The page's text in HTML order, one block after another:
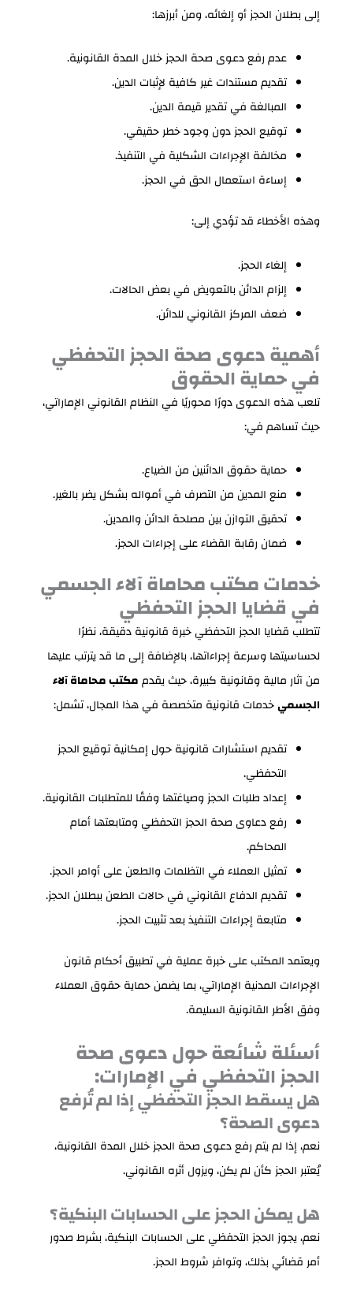
إلى بطلان الحجز أو إلغائه، ومن أبرزها:
عدم رفع دعوى صحة الحجز خلال المدة القانونية.
تقديم مستندات غير كافية لإثبات الدين.
المبالغة في تقدير قيمة الدين.
توقيع الحجز دون وجود خطر حقيقي.
مخالفة الإجراءات الشكلية في التنفيذ.
إساءة استعمال الحق في الحجز.
وهذه الأخطاء قد تؤدي إلى:
إلغاء الحجز.
إلزام الدائن بالتعويض في بعض الحالات.
ضعف المركز القانوني للدائن.
أهمية دعوى صحة الحجز التحفظي
في حماية الحقوق
تلعب هذه الدعوى دورًا محوريًا في النظام القانوني الإماراتي،
حيث تساهم في:
حماية حقوق الدائنين من الضياع.
منع المدين من التصرف في أمواله بشكل يضر بالغير.
تحقيق التوازن بين مصلحة الدائن والمدين.
ضمان رقابة القضاء على إجراءات الحجز.
خدمات مكتب محاماة آلاء الجسمي
في قضايا الحجز التحفظي
تتطلب قضايا الحجز التحفظي خبرة قانونية دقيقة، نظرًا
لحساسيتها وسرعة إجراءاتها، بالإضافة إلى ما قد يترتب عليها
من آثار مالية وقانونية كبيرة، حيث يقدممكتب محاماة آلاء
الجسميخدمات قانونية متخصصة في هذا المجال، تشمل:
تقديم استشارات قانونية حول إمكانية توقيع الحجز
التحفظي.
إعداد طلبات الحجز وصياغتها وفقًا للمتطلبات القانونية.
رفع دعاوى صحة الحجز التحفظي ومتابعتها أمام
المحاكم.
تمثيل العملاء في التظلمات والطعن على أوامر الحجز.
تقديم الدفاع القانوني في حالات الطعن ببطلان الحجز.
متابعة إجراءات التنفيذ بعد تثبيت الحجز.
ويعتمد المكتب على خبرة عملية في تطبيق أحكام قانون
الإجراءات المدنية الإماراتي، بما يضمن حماية حقوق العملاء
وفق الأطر القانونية السليمة.
أسئلة شائعة حول دعوى صحة
الحجز التحفظي في الإمارات:
هل يسقط الحجز التحفظي إذا لم تُرفع
دعوى الصحة؟
نعم، إذا لم يتم رفع دعوى صحة الحجز خلال المدة القانونية،
يُعتبر الحجز كأن لم يكن، ويزول أثره القانوني.
هل يمكن الحجز على الحسابات البنكية؟
نعم، يجوز الحجز التحفظي على الحسابات البنكية، بشرط صدور
أمر قضائي بذلك، وتوافر شروط الحجز.